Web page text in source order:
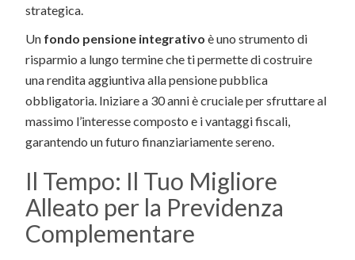
strategica.
Un fondo pensione integrativo è uno strumento di
risparmio a lungo termine che ti permette di costruire
una rendita aggiuntiva alla pensione pubblica
obbligatoria. Iniziare a 30 anni è cruciale per sfruttare al
massimo l’interesse composto e i vantaggi fiscali,
garantendo un futuro finanziariamente sereno.
Il Tempo: Il Tuo Migliore
Alleato per la Previdenza
Complementare